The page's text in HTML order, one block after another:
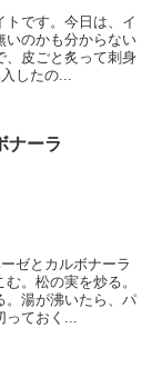
です。今日は、イ
いのかも分からない
、皮ごと炙って刺身
したの...
ナーラ
ゼとカルボナーラ
。松の実を炒る。
。湯が沸いたら、パ
っておく...